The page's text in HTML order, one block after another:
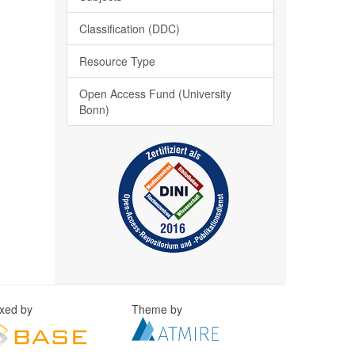
Classification (DDC)
Resource Type
Open Access Fund (University
Bonn)
by Theme by